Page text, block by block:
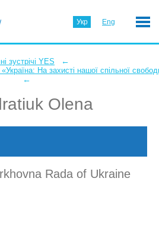
Укр Eng
зустрічі YES ←
На захисті нашої спільної
←
Olena
Rada of Ukraine